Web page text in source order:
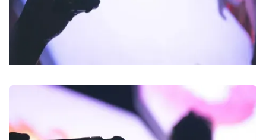
vidéos très riches pour notre culture.